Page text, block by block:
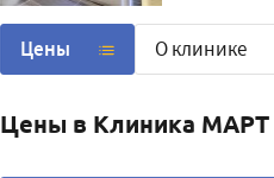
Цены О клинике
Цены в Клиника МАРТ